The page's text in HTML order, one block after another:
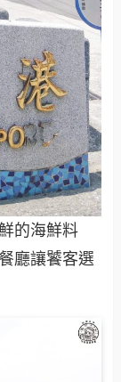
的海鮮料
廳讓饕客選